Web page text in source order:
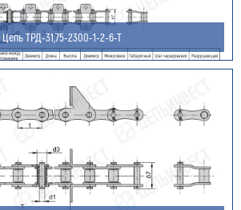
Цепь ТРД-31,75-2300-1-2-6-Т